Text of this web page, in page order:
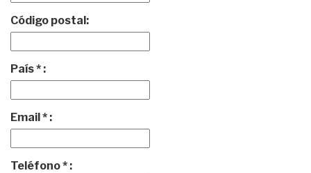
Código postal:
País * :
Email * :
Teléfono * :